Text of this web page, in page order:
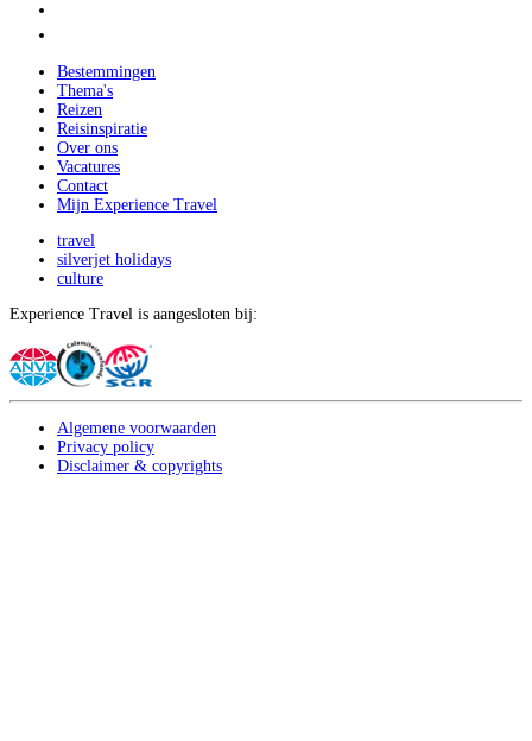
Bestemmingen
Thema's
Reizen
Reisinspiratie
Over ons
Vacatures
Contact
Mijn Experience Travel
travel
silverjet holidays
culture
Experience Travel is aangesloten bij:
Algemene voorwaarden
Privacy policy
Disclaimer & copyrights